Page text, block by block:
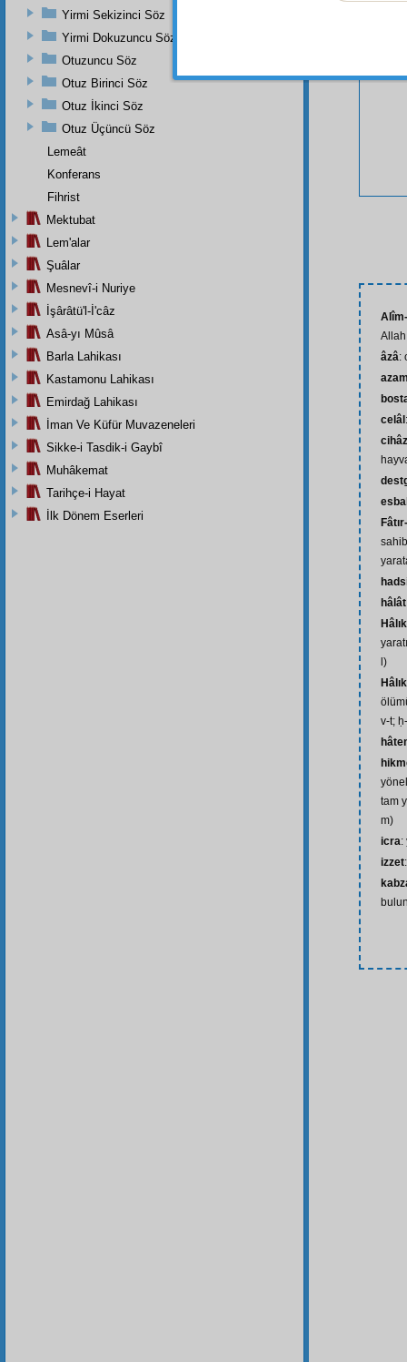
âzâ:
celâl
hâlât
l)
v-t;
tam
m)
icra:
izzet
Yirmi Sekizinci Söz
Yirmi Dokuzuncu Söz
Otuzuncu Söz
Otuz Birinci Söz
Otuz İkinci Söz
Otuz Üçüncü Söz
Lemeât
Konferans
Fihrist
Mektubat
Lem'alar
Şuâlar
Mesnevî-i Nuriye
İşârâtü'l-İ'câz
Asâ-yı Mûsâ
Barla Lahikası
Kastamonu Lahikası
Emirdağ Lahikası
İman Ve Küfür Muvazeneleri
Sikke-i Tasdik-i Gaybî
Muhâkemat
Tarihçe-i Hayat
İlk Dönem Eserleri